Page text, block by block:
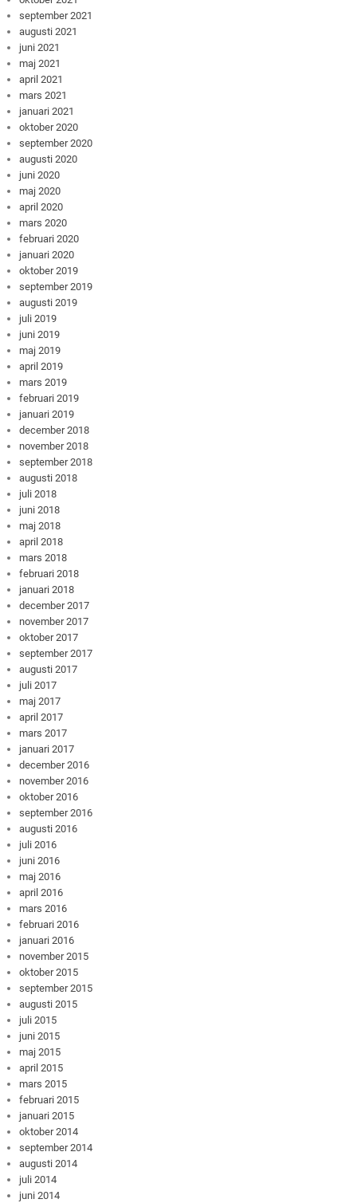
september 2021
augusti 2021
juni 2021
maj 2021
april 2021
mars 2021
januari 2021
oktober 2020
september 2020
augusti 2020
juni 2020
maj 2020
april 2020
mars 2020
februari 2020
januari 2020
oktober 2019
september 2019
augusti 2019
juli 2019
juni 2019
maj 2019
april 2019
mars 2019
februari 2019
januari 2019
december 2018
november 2018
september 2018
augusti 2018
juli 2018
juni 2018
maj 2018
april 2018
mars 2018
februari 2018
januari 2018
december 2017
november 2017
oktober 2017
september 2017
augusti 2017
juli 2017
maj 2017
april 2017
mars 2017
januari 2017
december 2016
november 2016
oktober 2016
september 2016
augusti 2016
juli 2016
juni 2016
maj 2016
april 2016
mars 2016
februari 2016
januari 2016
november 2015
oktober 2015
september 2015
augusti 2015
juli 2015
juni 2015
maj 2015
april 2015
mars 2015
februari 2015
januari 2015
oktober 2014
september 2014
augusti 2014
juli 2014
juni 2014